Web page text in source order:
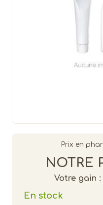
Prix en
NOTRE
Votre gain :
En stock